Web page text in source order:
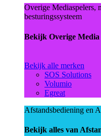
Overige Mediaspelers,
besturingssysteem
Bekijk Overige Media
Bekijk alle merken
SOS Solutions
Volumio
Egreat
Afstandsbediening en
Bekijk alles van